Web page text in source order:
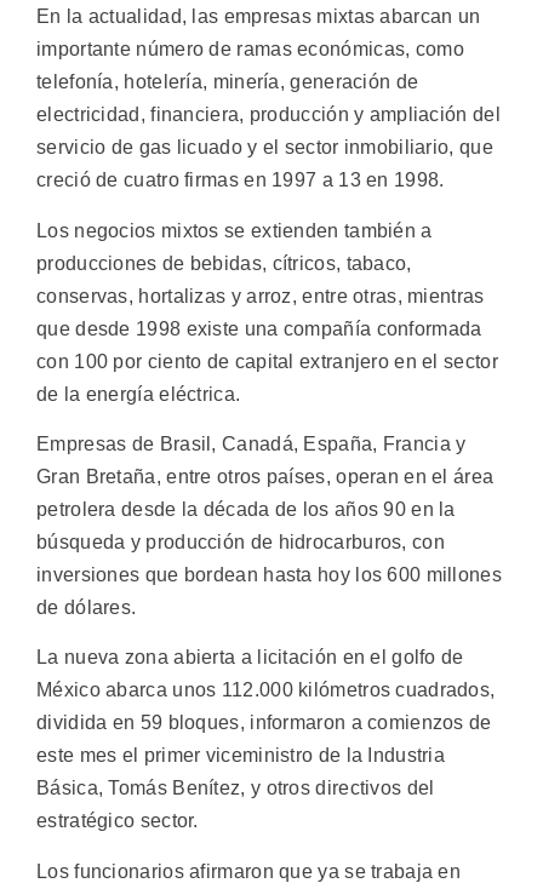
En la actualidad, las empresas mixtas abarcan un
importante número de ramas económicas, como
telefonía, hotelería, minería, generación de
electricidad, financiera, producción y ampliación del
servicio de gas licuado y el sector inmobiliario, que
creció de cuatro firmas en 1997 a 13 en 1998.
Los negocios mixtos se extienden también a
producciones de bebidas, cítricos, tabaco,
conservas, hortalizas y arroz, entre otras, mientras
que desde 1998 existe una compañía conformada
con 100 por ciento de capital extranjero en el sector
de la energía eléctrica.
Empresas de Brasil, Canadá, España, Francia y
Gran Bretaña, entre otros países, operan en el área
petrolera desde la década de los años 90 en la
búsqueda y producción de hidrocarburos, con
inversiones que bordean hasta hoy los 600 millones
de dólares.
La nueva zona abierta a licitación en el golfo de
México abarca unos 112.000 kilómetros cuadrados,
dividida en 59 bloques, informaron a comienzos de
este mes el primer viceministro de la Industria
Básica, Tomás Benítez, y otros directivos del
estratégico sector.
Los funcionarios afirmaron que ya se trabaja en